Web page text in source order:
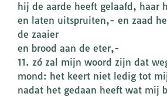
hij de aarde heeft gelaafd, haar
en laten uitspruiten,- en zaad
de zaaier
en brood aan de eter,-
11. zó zal mijn woord zijn dat
mond: het keert niet ledig tot
nadat het gedaan heeft wat mij